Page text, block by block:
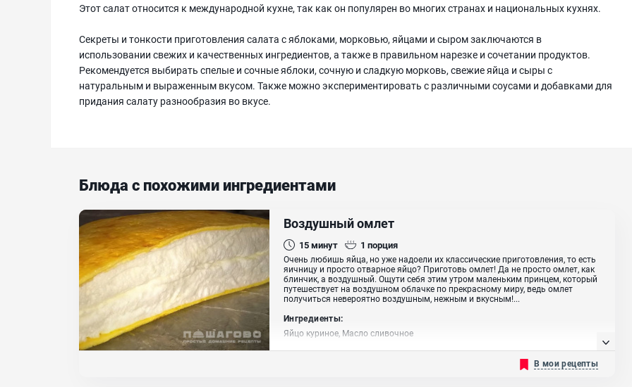
Этот салат относится к международной кухне, так как он популярен во многих странах и национальных кухнях.
Секреты и тонкости приготовления салата с яблоками, морковью, яйцами и сыром заключаются в
использовании свежих и качественных ингредиентов, а также в правильном нарезке и сочетании продуктов.
Рекомендуется выбирать спелые и сочные яблоки, сочную и сладкую морковь, свежие яйца и сыры с
натуральным и выраженным вкусом. Также можно экспериментировать с различными соусами и добавками для
придания салату разнообразия во вкусе.
Блюда с похожими ингредиентами
Воздушный омлет
15минут 1 порция
Очень любишь яйца, но уже надоели их классические приготовления, то есть
яичницу и просто отварное яйцо? Приготовь омлет! Да не просто омлет, как
блинчик, а воздушный. Ощути себя этим утром маленьким принцем, который
путешествует на воздушном облачке по прекрасному миру, ведь омлет
получиться невероятно воздушным, нежным и вкусным!...
Ингредиенты:
Яйцо куриное, Масло сливочное
В мои рецепты